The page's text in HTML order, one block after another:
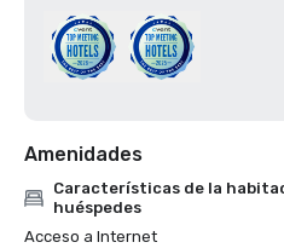
Amenidades
Características de la
huéspedes
Acceso a Internet